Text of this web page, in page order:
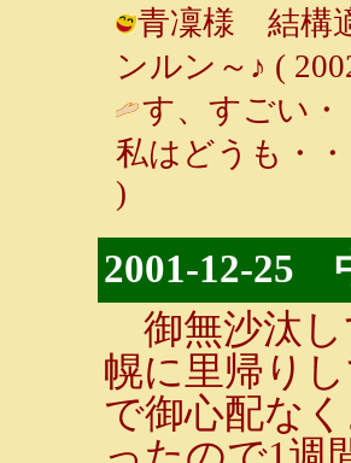
青凜様 結構
ンルン～♪ (
す、すごい
私はどうも・
)
2001-12-25
御無沙汰し
幌に里帰り
で御心配な